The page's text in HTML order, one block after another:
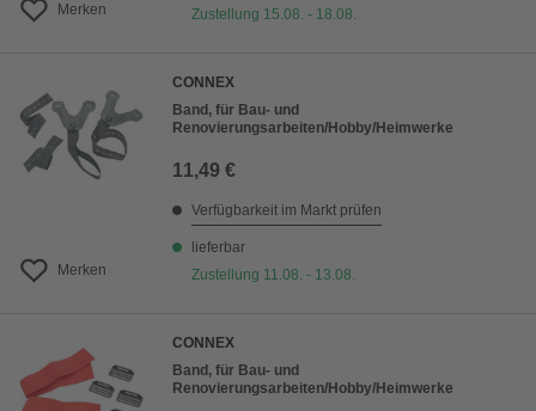
Merken
Zustellung 15.08. - 18.08.
Merken
CONNEX
Band, für Bau- und
Renovierungsarbeiten/Hobby/Heimwerke
11,49 €
Verfügbarkeit im Markt prüfen
lieferbar
Zustellung 11.08. - 13.08.
CONNEX
Band, für Bau- und
Renovierungsarbeiten/Hobby/Heimwerke